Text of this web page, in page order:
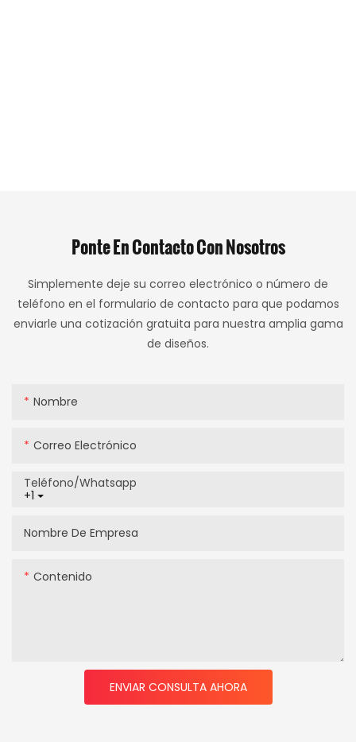
Ponte En Contacto Con Nosotros
Simplemente deje su correo electrónico o número de
teléfono en el formulario de contacto para que podamos
enviarle una cotización gratuita para nuestra amplia gama
de diseños.
Nombre
Correo Electrónico
+1
Teléfono/whatsapp
Nombre De Empresa
Contenido
ENVIAR CONSULTA AHORA